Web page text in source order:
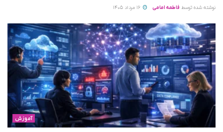
نوشته شده توسط فاطمه امامی 16 مرداد 1405
آموزش